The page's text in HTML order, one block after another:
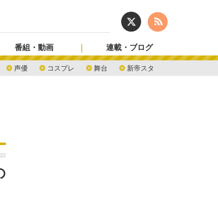
声優 コスプレ 舞台 新帝スタ
番組・動画 連載・ブログ